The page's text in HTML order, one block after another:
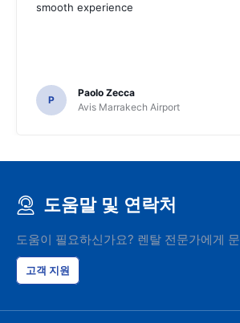
smooth experience
P
Paolo Zecca
Avis Marrakech Airport
도움말 및 연락처
도움이 필요하신가요? 렌탈 전문가에게
고객 지원